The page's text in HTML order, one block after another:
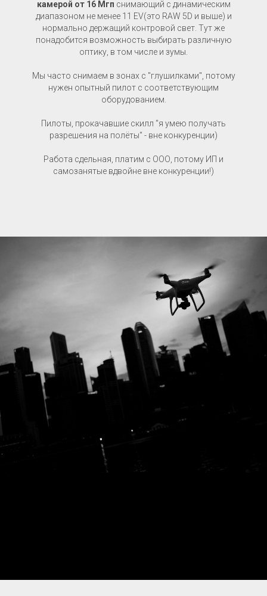
камерой от 16 Мгп снимающий с динамическим
диапазоном не менее 11 EV(это RAW 5D и выше) и
нормально держащий контровой свет. Тут же
понадобится возможность выбирать различную
оптику, в том числе и зумы.
Мы часто снимаем в зонах с "глушилками", потому
нужен опытный пилот с соответствующим
оборудованием.
Пилоты, прокачавшие скилл "я умею получать
разрешения на полёты" - вне конкуренции)
Работа сдельная, платим с ООО, потому ИП и
самозанятые вдвойне вне конкуренции!)